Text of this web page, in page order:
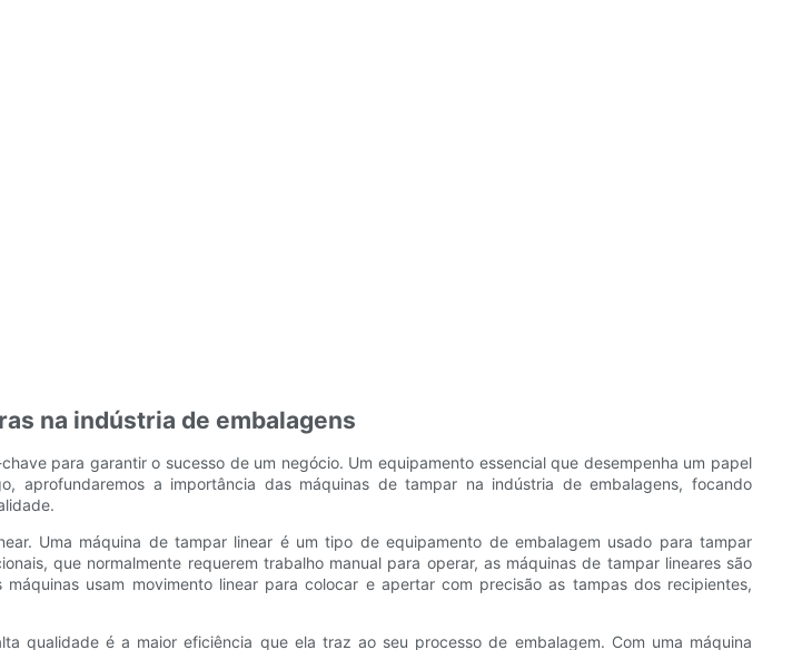
na indústria de embalagens
para garantir o sucesso de um negócio. Um equipamento essencial que desempenha um papel
aprofundaremos a importância das máquinas de tampar na indústria de embalagens, focando
Uma máquina de tampar linear é um tipo de equipamento de embalagem usado para tampar
que normalmente requerem trabalho manual para operar, as máquinas de tampar lineares são
usam movimento linear para colocar e apertar com precisão as tampas dos recipientes,
qualidade é a maior eficiência que ela traz ao seu processo de embalagem. Com uma máquina